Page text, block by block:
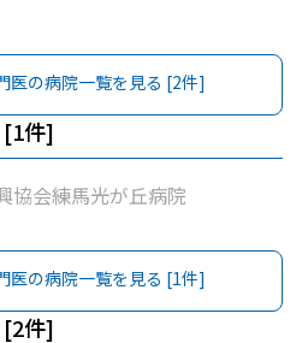
医の病院一覧を見る [2件]
[1件]
協会練馬光が丘病院
医の病院一覧を見る [1件]
[2件]